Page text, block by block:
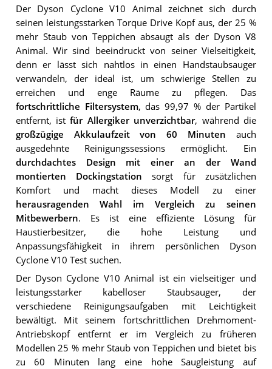
Der Dyson Cyclone V10 Animal zeichnet sich durch
seinen leistungsstarken Torque Drive Kopf aus, der 25 %
mehr Staub von Teppichen absaugt als der Dyson V8
Animal. Wir sind beeindruckt von seiner Vielseitigkeit,
denn er lässt sich nahtlos in einen Handstaubsauger
verwandeln, der ideal ist, um schwierige Stellen zu
erreichen und enge Räume zu pflegen. Das
fortschrittliche Filtersystem, das 99,97 % der Partikel
entfernt, istfür Allergiker unverzichtbar, während die
großzügige Akkulaufzeit von 60 Minuten auch
ausgedehnte Reinigungssessions ermöglicht. Ein
durchdachtes Design mit einer an der Wand
montierten Dockingstation sorgt für zusätzlichen
Komfort und macht dieses Modell zu einer
herausragenden Wahl im Vergleich zu seinen
Mitbewerbern. Es ist eine effiziente Lösung für
Haustierbesitzer, die hohe Leistung und
Anpassungsfähigkeit in ihrem persönlichen Dyson
Cyclone V10 Test suchen.
Der Dyson Cyclone V10 Animal ist ein vielseitiger und
leistungsstarker kabelloser Staubsauger, der
verschiedene Reinigungsaufgaben mit Leichtigkeit
bewältigt. Mit seinem fortschrittlichen Drehmoment-
Antriebskopf entfernt er im Vergleich zu früheren
Modellen 25 % mehr Staub von Teppichen und bietet bis
zu 60 Minuten lang eine hohe Saugleistung auf